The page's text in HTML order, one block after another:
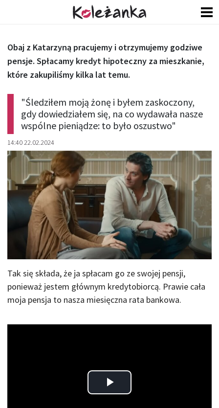
"Śledziłem moją żonę i byłem zaskoczony,
gdy dowiedziałem się, na co wydawała nasze
wspólne pieniądze: to było oszustwo"
14:40 22.02.2024
Obaj z Katarzyną pracujemy i otrzymujemy godziwe
pensje. Spłacamy kredyt hipoteczny za mieszkanie,
które zakupiliśmy kilka lat temu.
Tak się składa, że ja spłacam go ze swojej pensji,
ponieważ jestem głównym kredytobiorcą. Prawie cała
moja pensja to nasza miesięczna rata bankowa.
Play